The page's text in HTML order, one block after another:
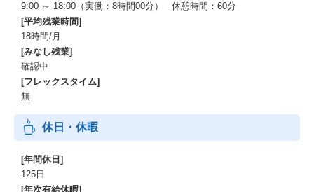
9:00 ～ 18:00（実働：8時間00分） 休憩時間：60分
[平均残業時間]
18時間/月
[みなし残業]
確認中
[フレックスタイム]
無
休日・休暇
[年間休日]
125日
[年次有給休暇]